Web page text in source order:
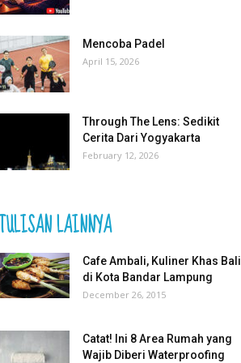
Mencoba Padel
April 15, 2026
Through The Lens: Sedikit
Cerita Dari Yogyakarta
February 12, 2026
LAINNYA
Cafe Ambali, Kuliner Khas Bali
di Kota Bandar Lampung
December 26, 2015
Catat! Ini 8 Area Rumah yang
Wajib Diberi Waterproofing